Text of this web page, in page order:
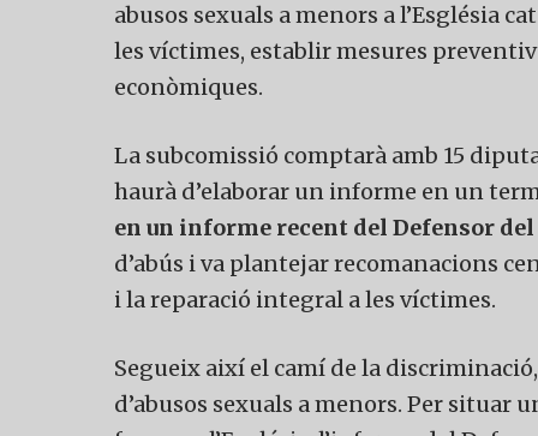
abusos sexuals a menors a l’Església
les víctimes, establir mesures
econòmiques.
La subcomissió comptarà amb 15
haurà d’elaborar un informe en un
en un informe recent del Defensor del
d’abús i va plantejar recomanacions
i la reparació integral a les víctimes.
Segueix així el camí de la
d’abusos sexuals a menors. Per situar